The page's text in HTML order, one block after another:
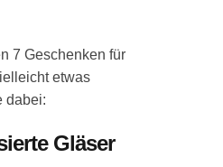
7 Geschenken für
etwas
dabei:
Gläser